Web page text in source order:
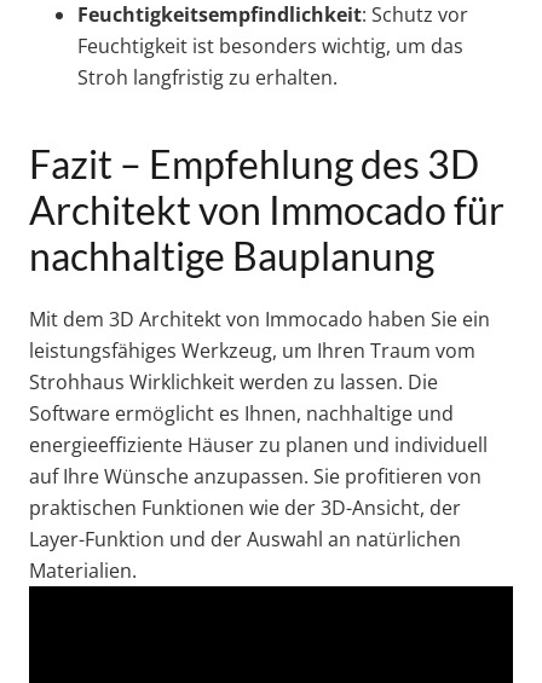
Feuchtigkeitsempfindlichkeit: Schutz vor
Feuchtigkeit ist besonders wichtig, um das
Stroh langfristig zu erhalten.
Fazit – Empfehlung des 3D
Architekt von Immocado für
nachhaltige Bauplanung
Mit dem 3D Architekt von Immocado haben Sie ein
leistungsfähiges Werkzeug, um Ihren Traum vom
Strohhaus Wirklichkeit werden zu lassen. Die
Software ermöglicht es Ihnen, nachhaltige und
energieeffiziente Häuser zu planen und individuell
auf Ihre Wünsche anzupassen. Sie profitieren von
praktischen Funktionen wie der 3D-Ansicht, der
Layer-Funktion und der Auswahl an natürlichen
Materialien.